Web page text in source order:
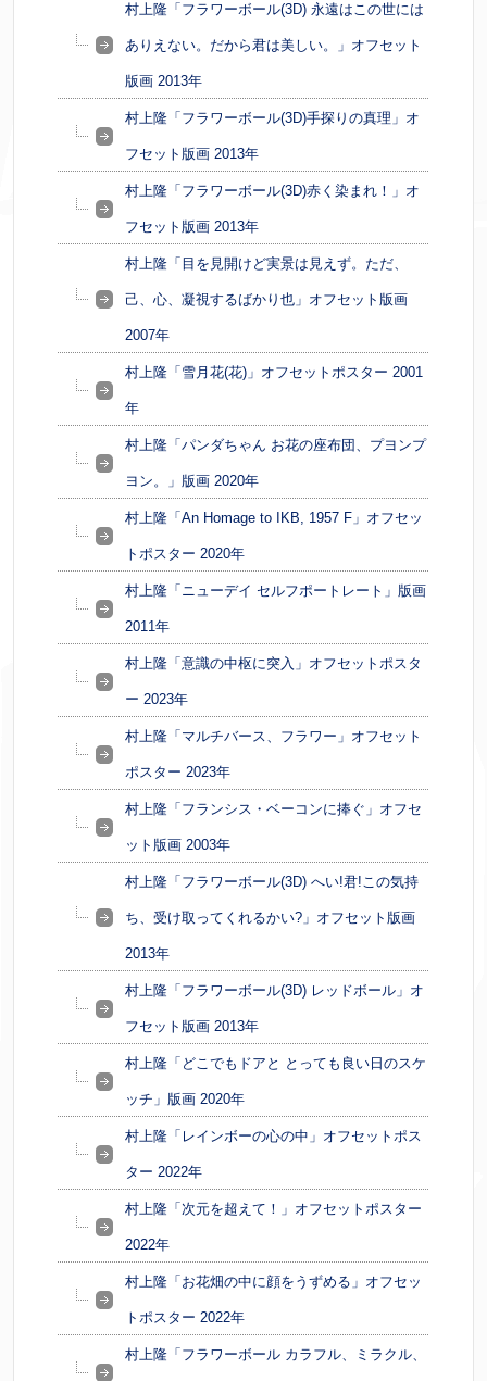
村上隆「フラワーボール(3D) 永遠はこの世には
ありえない。だから君は美しい。」オフセット
版画 2013年
村上隆「フラワーボール(3D)手探りの真理」オ
フセット版画 2013年
村上隆「フラワーボール(3D)赤く染まれ！」オ
フセット版画 2013年
村上隆「目を見開けど実景は見えず。ただ、
己、心、凝視するばかり也」オフセット版画
2007年
村上隆「雪月花(花)」オフセットポスター 2001
年
村上隆「パンダちゃん お花の座布団、プヨンプ
ヨン。」版画 2020年
村上隆「An Homage to IKB, 1957 F」オフセッ
トポスター 2020年
村上隆「ニューデイ セルフポートレート」版画
2011年
村上隆「意識の中枢に突入」オフセットポスタ
ー 2023年
村上隆「マルチバース、フラワー」オフセット
ポスター 2023年
村上隆「フランシス・ベーコンに捧ぐ」オフセ
ット版画 2003年
村上隆「フラワーボール(3D) へい!君!この気持
ち、受け取ってくれるかい?」オフセット版画
2013年
村上隆「フラワーボール(3D) レッドボール」オ
フセット版画 2013年
村上隆「どこでもドアと とっても良い日のスケ
ッチ」版画 2020年
村上隆「レインボーの心の中」オフセットポス
ター 2022年
村上隆「次元を超えて！」オフセットポスター
2022年
村上隆「お花畑の中に顔をうずめる」オフセッ
トポスター 2022年
村上隆「フラワーボール カラフル、ミラクル、